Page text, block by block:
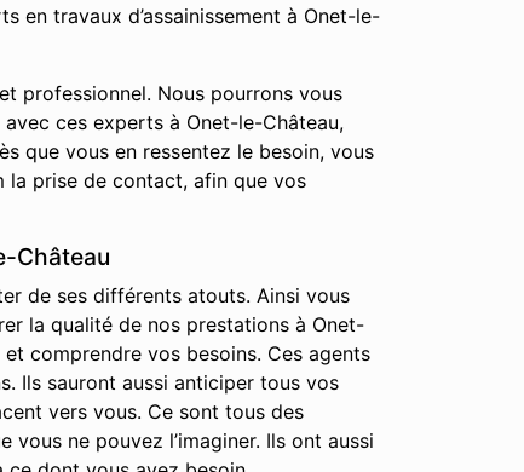
en travaux d’assainissement à Onet-le-
professionnel. Nous pourrons vous
ces experts à Onet-le-Château,
que vous en ressentez le besoin, vous
la prise de contact, afin que vos
Château
de ses différents atouts. Ainsi vous
la qualité de nos prestations à Onet-
comprendre vos besoins. Ces agents
Ils sauront aussi anticiper tous vos
vers vous. Ce sont tous des
ne pouvez l’imaginer. Ils ont aussi